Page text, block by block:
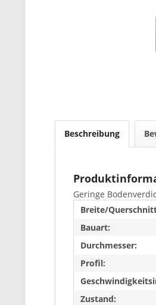
Beschreibung
Geringe
Breite/
Bauart:
Durchmesser:
Profil:
Zustand: